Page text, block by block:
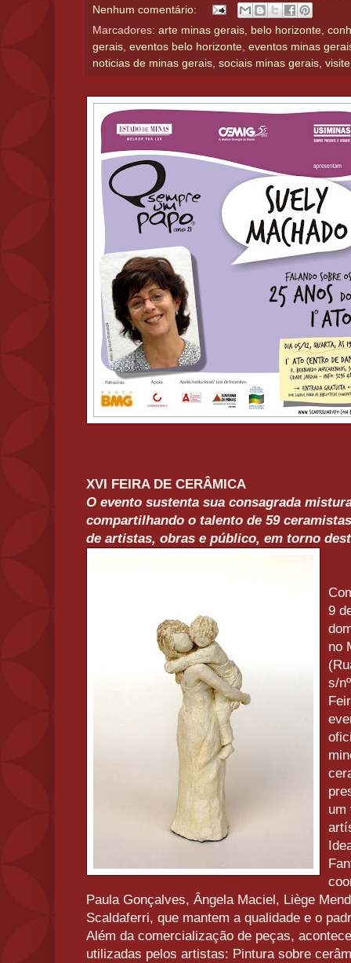
Nenhum comentário:
Marcadores: arte minas gerais, belo horizonte,
gerais, eventos belo horizonte, eventos minas
noticias de minas gerais, sociais minas gerais,
XVI FEIRA DE CERÂMICA
O evento sustenta sua consagrada
compartilhando o talento de 59
de artistas, obras e público, em torno
9
no
s/
um
Paula Gonçalves, Ângela Maciel, Liège
Scaldaferri, que mantem a qualidade e o
Além da comercialização de peças,
utilizadas pelos artistas: Pintura sobre